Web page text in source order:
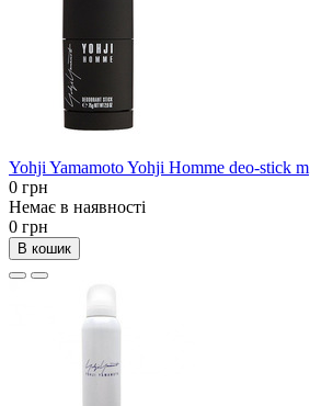
Yohji Yamamoto Yohji Homme deo-stick m
0 грн
Немає в наявності
0 грн
В кошик